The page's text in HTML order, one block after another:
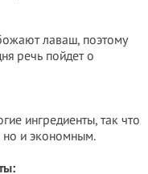
лаваш, поэтому
речь пойдет о
ингредиенты, так что
но и экономным.